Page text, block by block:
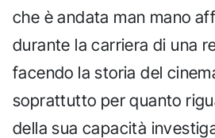
che è andata man mano
durante la carriera di una
facendo la storia del
soprattutto per quanto
della sua capacità